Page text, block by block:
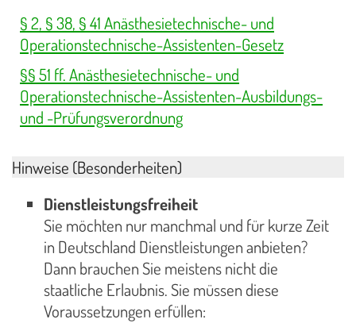
§ 2, § 38, § 41 Anästhesietechnische- und
Operationstechnische-Assistenten-Gesetz
§§ 51 ff. Anästhesietechnische- und
Operationstechnische-Assistenten-Ausbildungs-
und -Prüfungsverordnung
Hinweise (Besonderheiten)
Dienstleistungsfreiheit
Sie möchten nur manchmal und für kurze Zeit
in Deutschland Dienstleistungen anbieten?
Dann brauchen Sie meistens nicht die
staatliche Erlaubnis. Sie müssen diese
Voraussetzungen erfüllen: